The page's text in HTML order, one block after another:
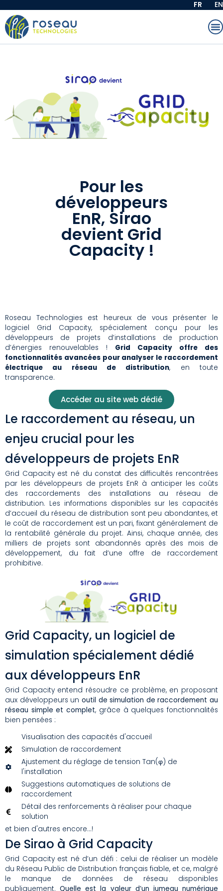
FR EN
Pour les
développeurs
EnR, Sirao
devient Grid
Capacity !
Roseau Technologies est heureux de vous présenter le
logiciel Grid Capacity, spécialement conçu pour les
développeurs de projets d’installations de production
d’énergies renouvelables ! Grid Capacity offre des
fonctionnalités avancées pour analyser le raccordement
électrique au réseau de distribution, en toute
transparence.
Accéder au site web dédié
Le raccordement au réseau, un
enjeu crucial pour les
développeurs de projets EnR
Grid Capacity est né du constat des difficultés rencontrées
par les développeurs de projets EnR à anticiper les coûts
des raccordements des installations au réseau de
distribution. Les informations disponibles sur les capacités
d’accueil du réseau de distribution sont peu abondantes, et
le coût de raccordement est un pari, fixant généralement de
la rentabilité générale du projet. Ainsi, chaque année, des
milliers de projets sont abandonnés après des mois de
développement, du fait d’une offre de raccordement
prohibitive.
Grid Capacity, un logiciel de
simulation spécialement dédié
aux développeurs EnR
Grid Capacity entend résoudre ce problème, en proposant
aux développeurs un outil de simulation de raccordement au
réseau simple et complet, grâce à quelques fonctionnalités
bien pensées :
Visualisation des capacités d'accueil
Simulation de raccordement
Ajustement du réglage de tension Tan(φ) de
l'installation
Suggestions automatiques de solutions de
raccordement
Détail des renforcements à réaliser pour chaque
solution
et bien d'autres encore...!
De Sirao à Grid Capacity
Grid Capacity est né d’un défi : celui de réaliser un modèle
du Réseau Public de Distribution français fiable, et ce, malgré
le manque de données de réseau disponibles
publiquement.Quelle est la valeur d’un jumeau numérique